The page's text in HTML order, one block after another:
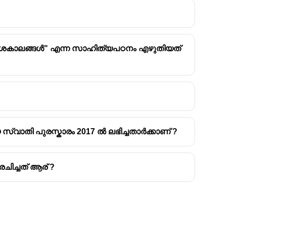
എന്ന സാഹിത്യപഠനം എഴുതിയത്
പുരസ്കാരം 2017 ൽ ലഭിച്ചതാർക്കാണ് ?
ആര് ?